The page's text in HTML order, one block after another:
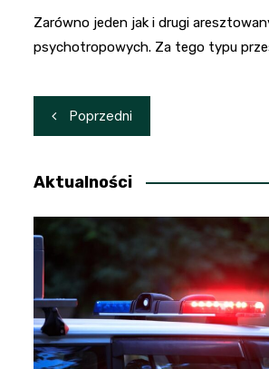
Zarówno jeden jak i drugi
psychotropowych. Za tego typu
Nawigacja
wpisu
Poprzedni
Aktualności